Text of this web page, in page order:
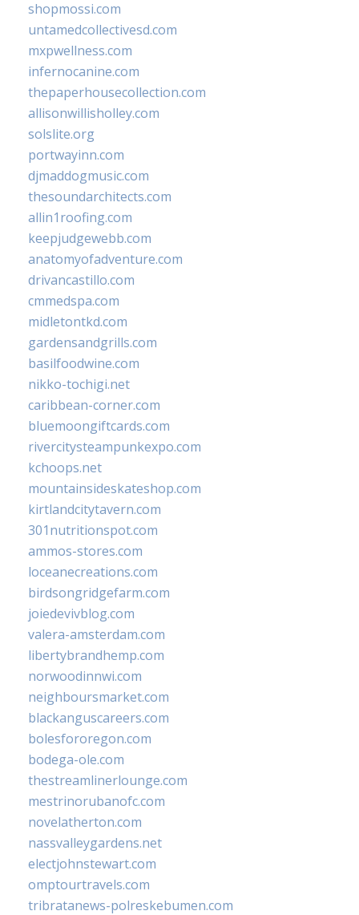
shopmossi.com
untamedcollectivesd.com
mxpwellness.com
infernocanine.com
thepaperhousecollection.com
allisonwillisholley.com
solslite.org
portwayinn.com
djmaddogmusic.com
thesoundarchitects.com
allin1roofing.com
keepjudgewebb.com
anatomyofadventure.com
drivancastillo.com
cmmedspa.com
midletontkd.com
gardensandgrills.com
basilfoodwine.com
nikko-tochigi.net
caribbean-corner.com
bluemoongiftcards.com
rivercitysteampunkexpo.com
kchoops.net
mountainsideskateshop.com
kirtlandcitytavern.com
301nutritionspot.com
ammos-stores.com
loceanecreations.com
birdsongridgefarm.com
joiedevivblog.com
valera-amsterdam.com
libertybrandhemp.com
norwoodinnwi.com
neighboursmarket.com
blackanguscareers.com
bolesfororegon.com
bodega-ole.com
thestreamlinerlounge.com
mestrinorubanofc.com
novelatherton.com
nassvalleygardens.net
electjohnstewart.com
omptourtravels.com
tribratanews-polreskebumen.com